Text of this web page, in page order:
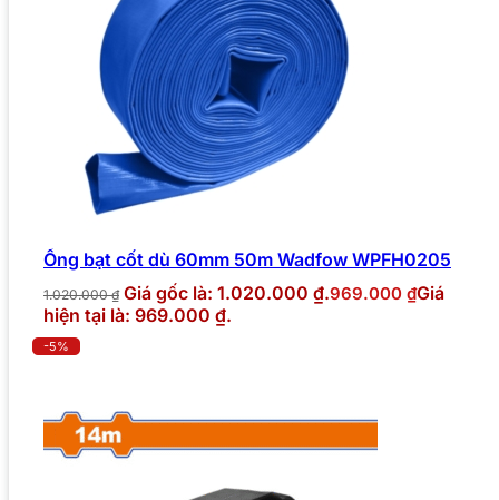
Ống bạt cốt dù 60mm 50m Wadfow WPFH0205
1.020.000₫ Giá gốc là: 1.020.000 ₫.969.000 ₫Giá
hiện tại là: 969.000 ₫.
-5%